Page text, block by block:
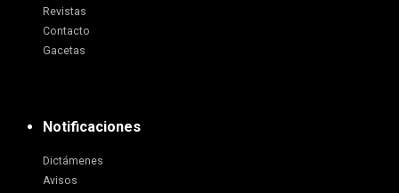
Revistas
Contacto
Gacetas
Notificaciones
Dictámenes
Avisos